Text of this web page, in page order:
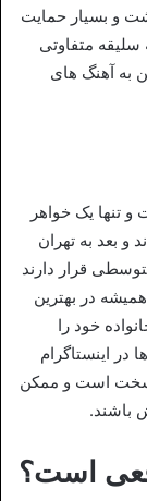
و بسیار حمایت
متفاوتی
به آهنگ های
و تنها یک خواهر
و بعد به تهران
قرار دارند
در بهترین
خود را
در اینستاگرام
سخت است و ممکن
باشند.
است؟